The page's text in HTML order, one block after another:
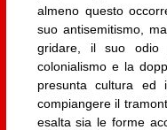
almeno questo
suo antisemitismo,
gridare, il suo
colonialismo e la
presunta cultura ed
compiangere il
esalta sia le forme